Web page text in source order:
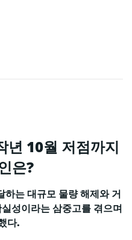
년 10월 저점까지
은?
하는 대규모 물량 해제와 거
성이라는 삼중고를 겪으며
다.